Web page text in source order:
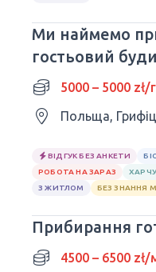
Ми наймемо
гостьовий
5000 – 5000 zł/
Польща,
ВІДГУК БЕЗ АНКЕТИ
РОБОТА НА ЗАРАЗ
З ЖИТЛОМ
БЕЗ ЗНАННЯ
Прибирання
4500 – 6500 zł/